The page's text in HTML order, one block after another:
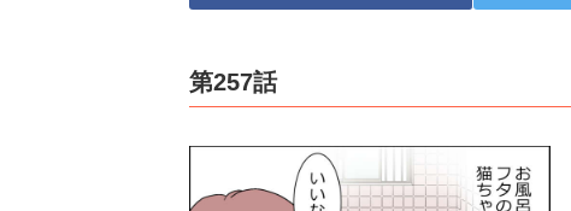
第257話